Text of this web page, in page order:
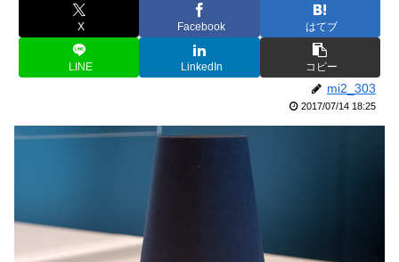
X Facebook はてブ
LINE LinkedIn コピー
mi2_303
2017/07/14 18:25